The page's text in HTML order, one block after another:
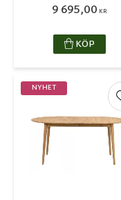
9 695,00 KR
KÖP
NYHET